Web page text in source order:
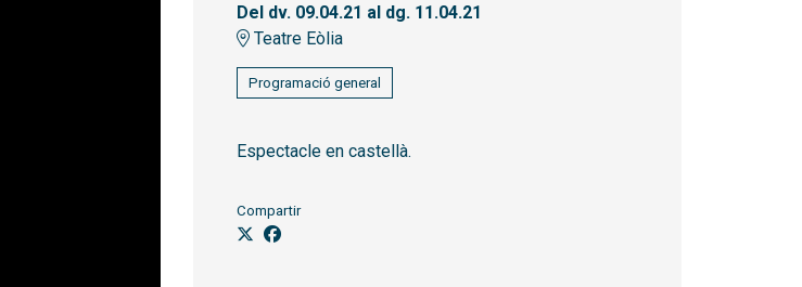
Del dv. 09.04.21 al dg. 11.04.21
Teatre Eòlia
Programació general
Espectacle en castellà.
Compartir